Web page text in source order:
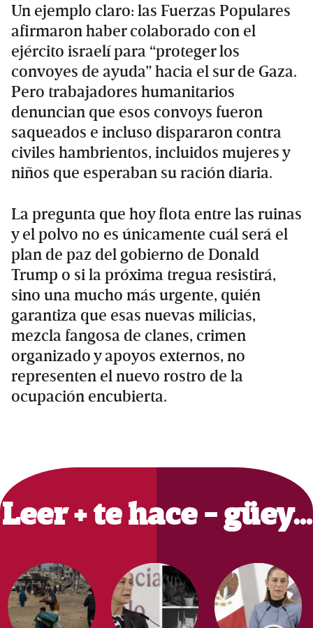
Un ejemplo claro: las Fuerzas Populares
afirmaron haber colaborado con el
ejército israelí para “proteger los
convoyes de ayuda” hacia el sur de Gaza.
Pero trabajadores humanitarios
denuncian que esos convoys fueron
saqueados e incluso dispararon contra
civiles hambrientos, incluidos mujeres y
niños que esperaban su ración diaria.
La pregunta que hoy flota entre las ruinas
y el polvo no es únicamente cuál será el
plan de paz del gobierno de Donald
Trump o si la próxima tregua resistirá,
sino una mucho más urgente, quién
garantiza que esas nuevas milicias,
mezcla fangosa de clanes, crimen
organizado y apoyos externos, no
representen el nuevo rostro de la
ocupación encubierta.
Primary
Sidebar
Leer + te hace - güey…